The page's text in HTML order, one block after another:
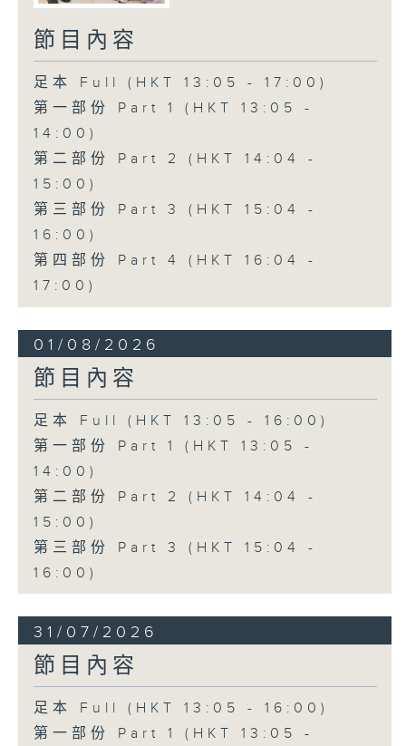
節目內容
足本 Full (HKT 13:05 - 17:00)
第一部份 Part 1 (HKT 13:05 -
14:00)
第二部份 Part 2 (HKT 14:04 -
15:00)
第三部份 Part 3 (HKT 15:04 -
16:00)
第四部份 Part 4 (HKT 16:04 -
17:00)
01/08/2026
節目內容
足本 Full (HKT 13:05 - 16:00)
第一部份 Part 1 (HKT 13:05 -
14:00)
第二部份 Part 2 (HKT 14:04 -
15:00)
第三部份 Part 3 (HKT 15:04 -
16:00)
31/07/2026
節目內容
足本 Full (HKT 13:05 - 16:00)
第一部份 Part 1 (HKT 13:05 -